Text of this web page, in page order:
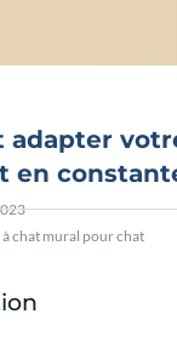
adapter
en
chat mural pour chat